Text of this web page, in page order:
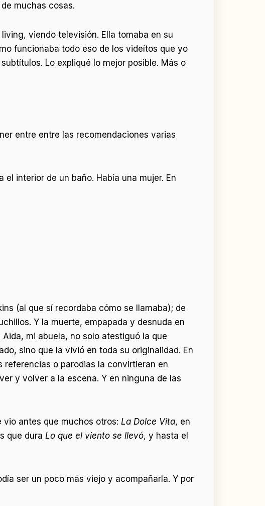
muchas cosas.
viendo televisión. Ella tomaba en su
funcionaba todo eso de los videítos que yo
Lo expliqué lo mejor posible. Más o
entre entre las recomendaciones varias
el interior de un baño. Había una mujer. En
(al que sí recordaba cómo se llamaba); de
Y la muerte, empapada y desnuda en
mi abuela, no solo atestiguó la que
sino que la vivió en toda su originalidad. En
referencias o parodias la convirtieran en
y volver a la escena. Y en ninguna de las
antes que muchos otros: La Dolce Vita, en
que dura Lo que el viento se llevó, y hasta el
ser un poco más viejo y acompañarla. Y por